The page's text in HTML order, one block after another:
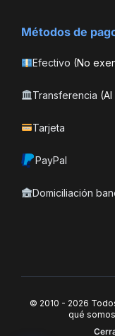
Métodos de
Efectivo (No
Transferencia
Tarjeta
PayPal
Domiciliación
© 2010 - 2026
qué